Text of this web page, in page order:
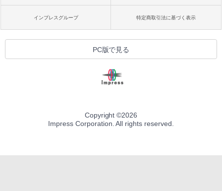
インプレスグループ 特定商取引法に基づく表示
PC版で見る
Copyright ©2026
Impress Corporation. All rights reserved.